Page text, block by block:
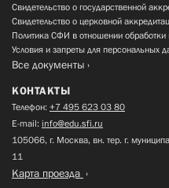
Свидетельство о государственной
Свидетельство о церковной
Политика СФИ в отношении
Условия и запреты для персональных
Все документы
КОНТАКТЫ
Телефон: +7 495 623 03 80
E-mail: info@edu.sfi.ru
105066, г. Москва, вн. тер. г.
11
Карта проезда